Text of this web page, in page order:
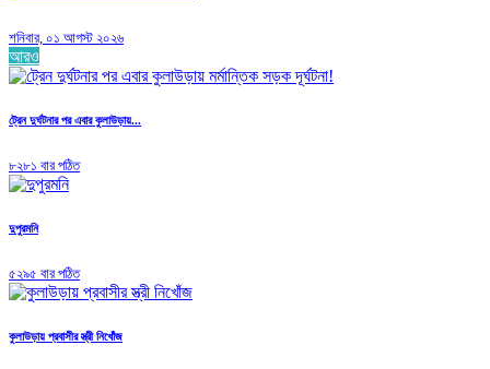
শনিবার, ০১ আগস্ট ২০২৬
আরও
ট্রেন দুর্ঘটনার পর এবার কুলাউড়ায়...
৮২৮১ বার পঠিত
দুপুরমনি
৫২৯৫ বার পঠিত
কুলাউড়ায় প্রবাসীর স্ত্রী নিখোঁজ